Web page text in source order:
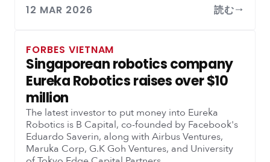
12 MAR 2026 読む
FORBES VIETNAM
Singaporean robotics company
Eureka Robotics raises over $10
million
The latest investor to put money into Eureka
Robotics is B Capital, co-founded by Facebook's
Eduardo Saverin, along with Airbus Ventures,
Maruka Corp, G.K Goh Ventures, and University